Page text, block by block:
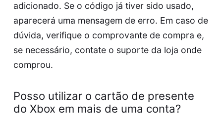
adicionado. Se o código já tiver sido usado,
aparecerá uma mensagem de erro. Em caso de
dúvida, verifique o comprovante de compra e,
se necessário, contate o suporte da loja onde
comprou.
Posso utilizar o cartão de presente
do Xbox em mais de uma conta?